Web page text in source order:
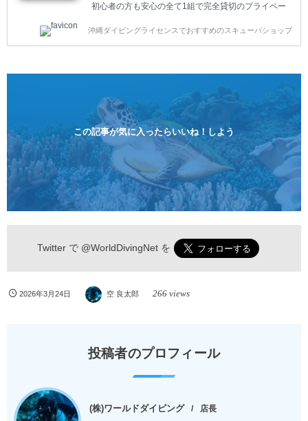
初心者の方も安心の全て1組で完全貸切のプライベー
1人様から気軽にご参加ください。 全てのコースで高
画質の記念撮影&水中撮影付きです。初心者の方やダ
険 / 全て込み ダイビングがはじめての方や初心者でも
気軽に体験できる半日のコース。沖縄本島のビーチか
らのんびりダイビングを楽しめます...
沖縄ダイビングライセンスでおすすめのスキューバショップ
この記事が気に入ったらいいね！しよう
Twitter で @WorldDivingNetを
2026年3月24日 空 良太郎 266 views
投稿者のプロフィール
(株)ワールドダイビング 店長